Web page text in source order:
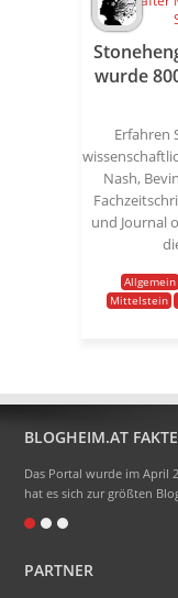
wurde
Erfahren
Nash,
und Journal
Allgemein
Mittelstein
BLOGHEIM.AT
Das Portal wurde im April
hat es sich zur größten
nur Blogheim dazu. Die
PARTNER